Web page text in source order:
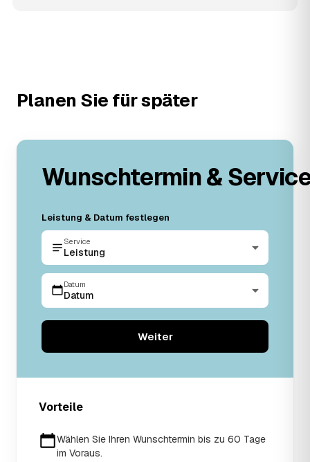
Planen Sie für später
Wunschtermin &
Leistung & Datum festlegen
Service
Leistung
Datum
Datum
Weiter
Vorteile
Wählen Sie Ihren Wunschtermin bis zu 60 Tage
im Voraus.